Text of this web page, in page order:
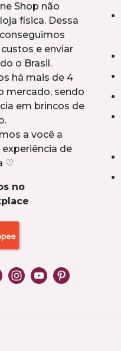
Shop não
física. Dessa
e enviar
o Brasil.
há mais de 4
mercado, sendo
em brincos de
a você a
de
♡
no